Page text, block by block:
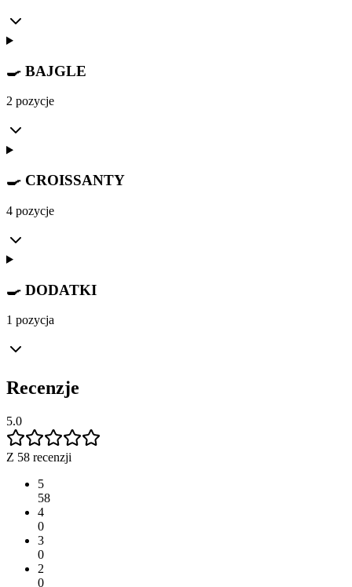
🍳 BAJGLE
2 pozycje
🍳 CROISSANTY
4 pozycje
🍳 DODATKI
1 pozycja
Recenzje
5.0
Z 58 recenzji
5
58
4
0
3
0
2
0